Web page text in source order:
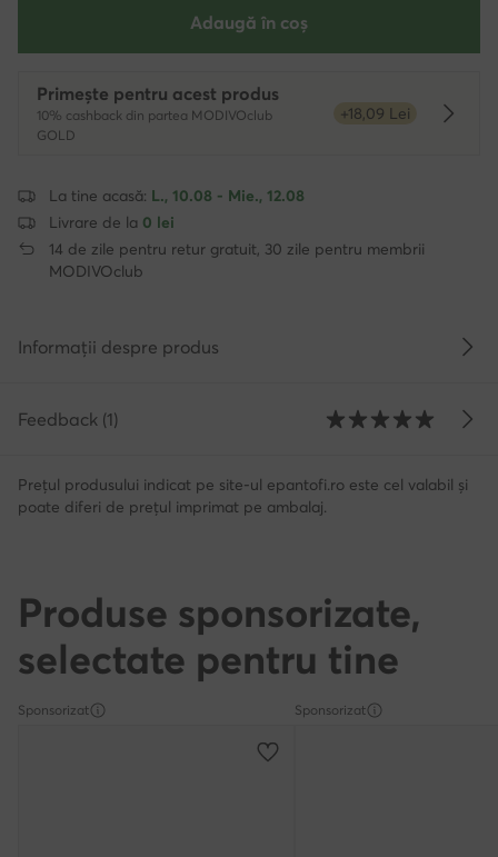
Adaugă în coș
Primește pentru acest produs
10% cashback din partea MODIVOclub
GOLD
+18,09 Lei
La tine acasă: L., 10.08 - Mie., 12.08
Livrare de la 0 lei
14 de zile pentru retur gratuit, 30 zile pentru membrii
MODIVOclub
Informații despre produs
Feedback (1)
Prețul produsului indicat pe site-ul epantofi.ro este cel valabil și
poate diferi de prețul imprimat pe ambalaj.
Produse sponsorizate,
selectate pentru tine
Sponsorizat Sponsorizat